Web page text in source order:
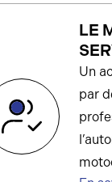
LE
Un
par